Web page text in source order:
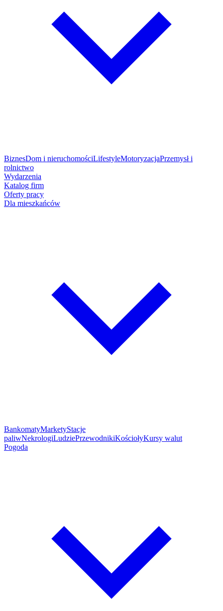
BiznesDom i nieruchomościLifestyleMotoryzacjaPrzemysł i
rolnictwo
Wydarzenia
Katalog firm
Oferty pracy
Dla mieszkańców
BankomatyMarketyStacje
paliwNekrologiLudziePrzewodnikiKościołyKursy walut
Pogoda